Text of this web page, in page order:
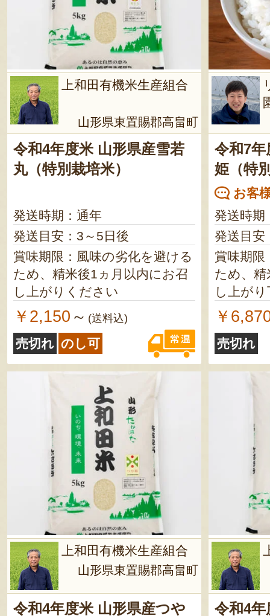
上和田有機米生産組合
山形県東置賜郡高畠町
令和4年度米 山形県産雪若
丸（特別栽培米）
発送時期：通年
発送目安：3～5日後
賞味期限：風味の劣化を避ける
ため、精米後1ヵ月以内にお召
し上がりください
￥2,150 ～ (送料込)
売切れ のし可
令和7
姫（特
お客
発送時期
発送目安
賞味期限
ため、
し上が
￥
売切れ
上和田有機米生産組合
山形県東置賜郡高畠町
令和4年度米 山形県産つや
令和4